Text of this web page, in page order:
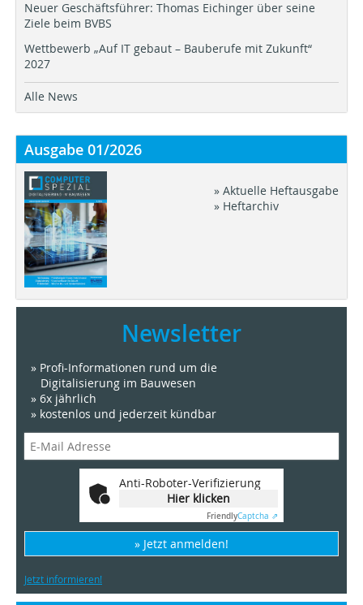
Neuer Geschäftsführer: Thomas Eichinger über seine
Ziele beim BVBS
Wettbewerb „Auf IT gebaut – Bauberufe mit Zukunft“
2027
Alle News
Ausgabe 01/2026
» Aktuelle Heftausgabe
» Heftarchiv
Newsletter
» Profi-Informationen rund um die
Digitalisierung im Bauwesen
» 6x jährlich
» kostenlos und jederzeit kündbar
Anti-Roboter-Verifizierung
Hier klicken
FriendlyCaptcha ⇗
» Jetzt anmelden!
Jetzt informieren!